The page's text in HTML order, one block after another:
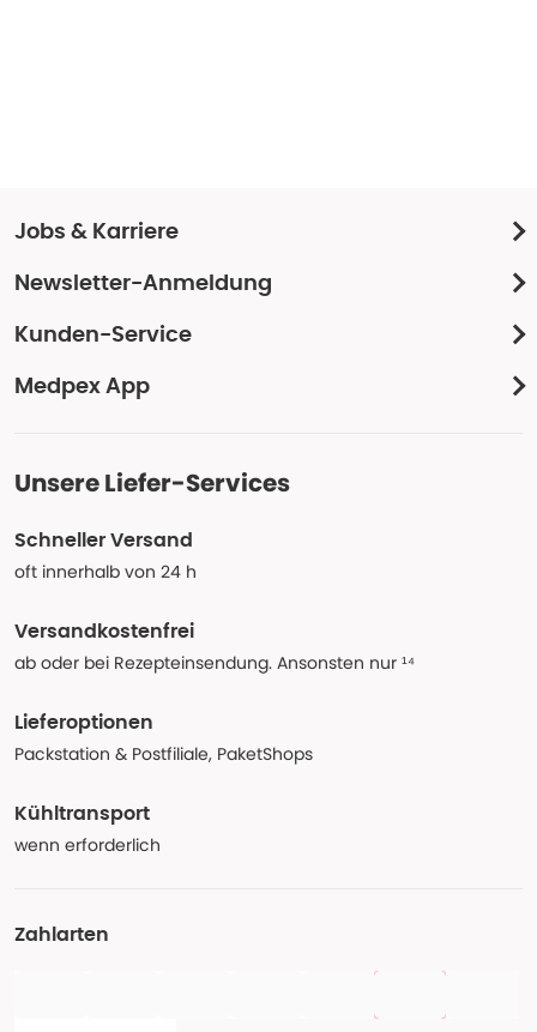
Jobs & Karriere
Newsletter-Anmeldung
Kunden-Service
Medpex App
Unsere Liefer-Services
Schneller Versand
oft innerhalb von 24 h
Versandkostenfrei
ab oder bei Rezepteinsendung. Ansonsten nur ¹⁴
Lieferoptionen
Packstation & Postfiliale, PaketShops
Kühltransport
wenn erforderlich
Zahlarten